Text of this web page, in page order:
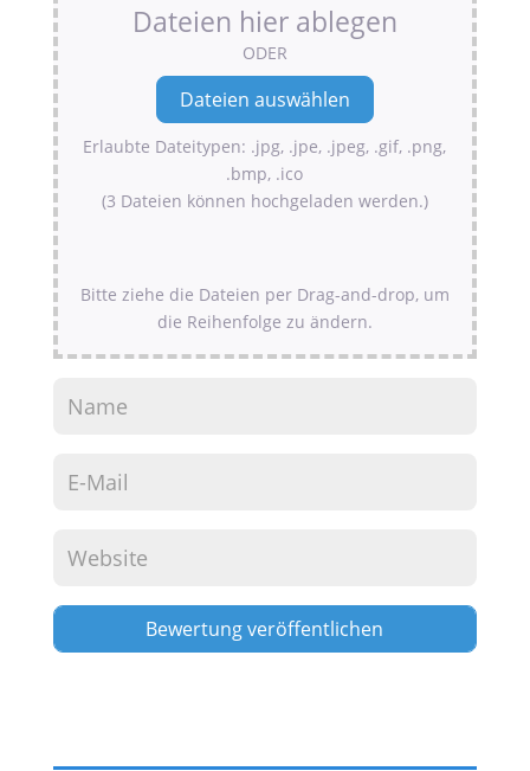
Dateien hier ablegen
ODER
Erlaubte Dateitypen: .jpg, .jpe, .jpeg, .gif, .png,
.bmp, .ico
(3 Dateien können hochgeladen werden.)
Bitte ziehe die Dateien per Drag-and-drop, um
die Reihenfolge zu ändern.